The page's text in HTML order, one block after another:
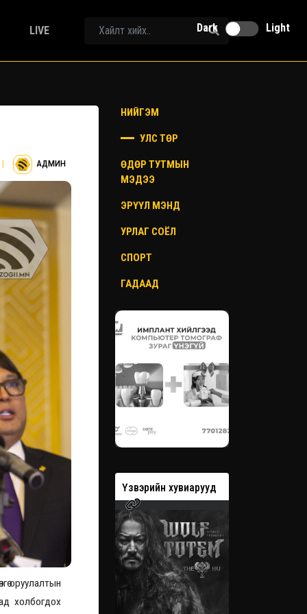
LIVE Dark Light
| АДМИН
оруулалтын
холбогдох
НИЙГЭМ
УЛС ТӨР
ӨДӨР ТУТМЫН
МЭДЭЭ
ЭРҮҮЛ МЭНД
УРЛАГ СОЁЛ
СПОРТ
ГАДААД
хувиарууд Үзвэрийн хувиарууд